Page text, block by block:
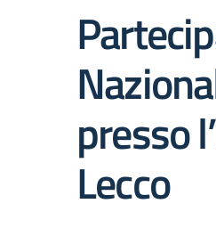
presso
Lecco